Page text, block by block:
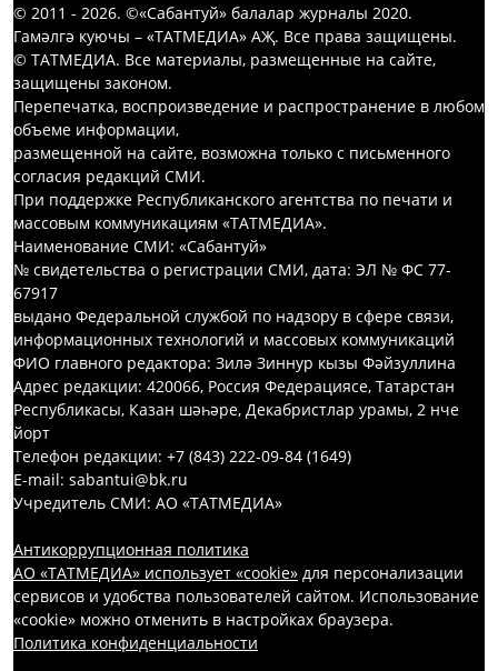
© 2011 - 2026. ©«Сабантуй» балалар журналы 2020.
Гамәлгә куючы – «ТАТМЕДИА» АҖ. Все права защищены.
© ТАТМЕДИА. Все материалы, размещенные на сайте,
защищены законом.
Перепечатка, воспроизведение и распространение в любом
объеме информации,
размещенной на сайте, возможна только с письменного
согласия редакций СМИ.
При поддержке Республиканского агентства по печати и
массовым коммуникациям «ТАТМЕДИА».
Наименование СМИ: «Сабантуй»
№ свидетельства о регистрации СМИ, дата: ЭЛ № ФС 77-
67917
выдано Федеральной службой по надзору в сфере связи,
информационных технологий и массовых коммуникаций
ФИО главного редактора: Зилә Зиннур кызы Фәйзуллина
Адрес редакции: 420066, Россия Федерациясе, Татарстан
Республикасы, Казан шәһәре, Декабристлар урамы, 2 нче
йорт
Телефон редакции: +7 (843) 222-09-84 (1649)
E-mail: sabantui@bk.ru
Учредитель СМИ: АО «ТАТМЕДИА»
Антикоррупционная политика
АО «ТАТМЕДИА» использует «cookie» для персонализации
сервисов и удобства пользователей сайтом. Использование
«cookie» можно отменить в настройках браузера.
Политика конфиденциальности